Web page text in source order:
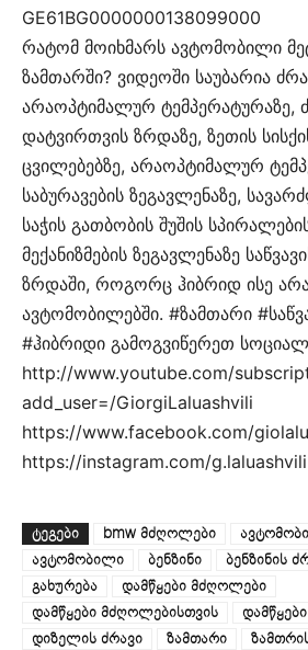
GE61BG0000000138099000
რატომ მოიხმარს ავტომობილი
ზამთარში? ვიდეოში საუბარია
არაოპტიმალურ ტემპერატურაზე,
დატვირთვის ზრდაზე, ზეთის
ცვილებებზე, არაოპტიმალურ
საბურავების ზეგავლენაზე,
საჭის გათბობის შუშის
მექანიზმების ზეგავლენაზე
ზრდაში, როგორც ჰიბრიდ ისე
ავტომობილებში. #ზამთარი
#ჰიბრიდი გამოგვიწერეთ
http://www.youtube.com/
add_user=/GiorgiLaluashvili
https://www.facebook.com/
https://instagram.com/g.laluashvili
ᲢᲔᲒᲔᲑᲘ bmw მძღოლები
ავტომობილი
ბენზინი ბენზინის
გახურება
დამწყები მძღოლები
დამწყები მძღოლებისთვის
დიზელის ძრავი
ზამთარი